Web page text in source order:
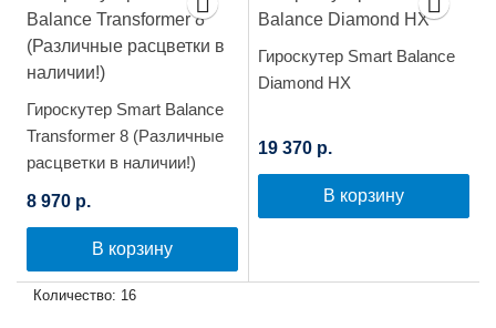
Гироскутер Smart Balance
Transformer 8 (Различные
расцветки в наличии!)
8 970 р.
В корзину
Гироскутер Smart Balance
Diamond HX
19 370 р.
В корзину
Количество: 16